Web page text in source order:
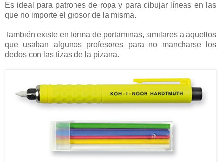
Es ideal para patrones de ropa y para dibujar líneas en las
que no importe el grosor de la misma.
También existe en forma de portaminas, similares a aquellos
que usaban algunos profesores para no mancharse los
dedos con las tizas de la pizarra.